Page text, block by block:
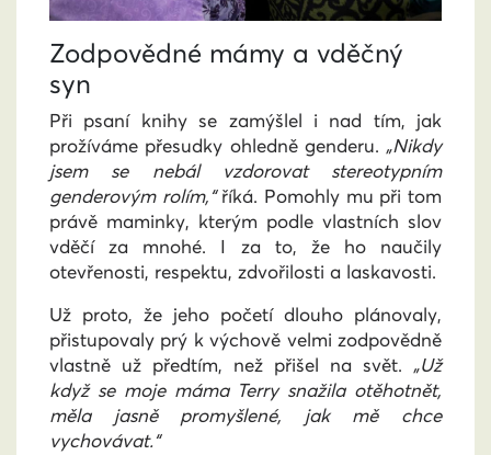
Zodpovědné mámy a vděčný
syn
Při psaní knihy se zamýšlel i nad tím, jak
prožíváme přesudky ohledně genderu. „Nikdy
jsem se nebál vzdorovat stereotypním
genderovým rolím,“říká. Pomohly mu při tom
právě maminky, kterým podle vlastních slov
vděčí za mnohé. I za to, že ho naučily
otevřenosti, respektu, zdvořilosti a laskavosti.
Už proto, že jeho početí dlouho plánovaly,
přistupovaly prý k výchově velmi zodpovědně
vlastně už předtím, než přišel na svět. „Už
když se moje máma Terry snažila otěhotnět,
měla jasně promyšlené, jak mě chce
vychovávat.“